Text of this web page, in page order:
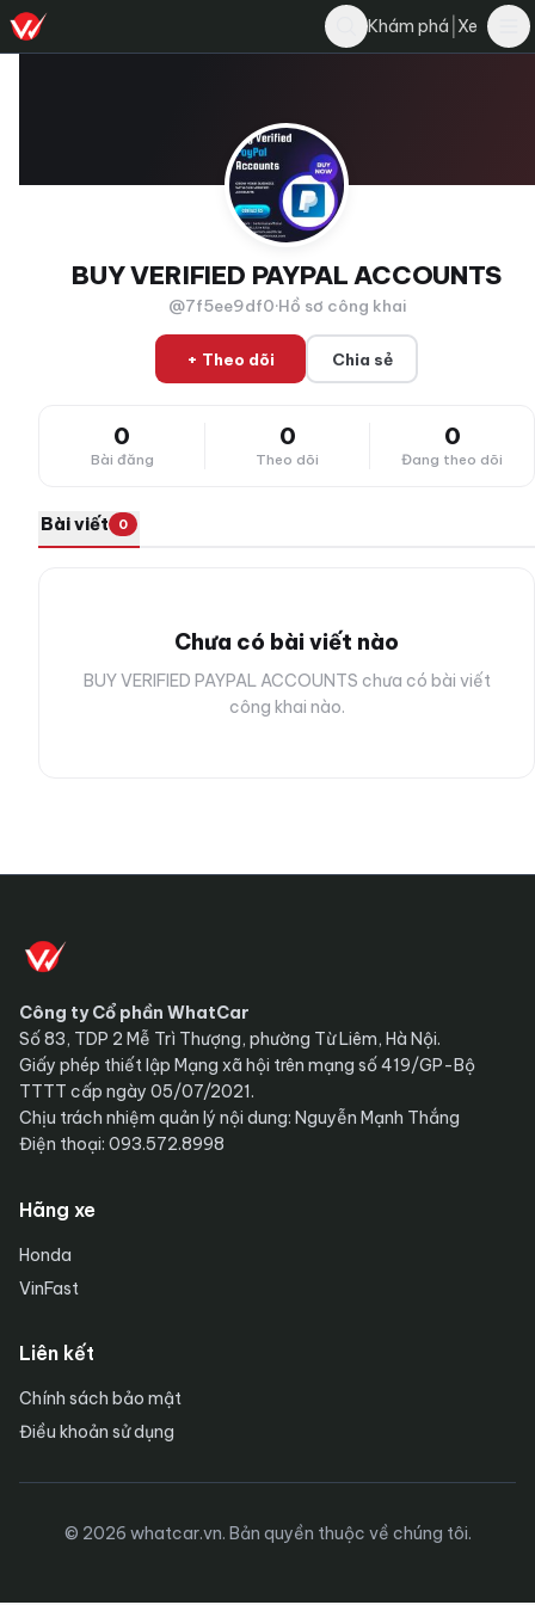
Khám phá Xe
BUY VERIFIED PAYPAL ACCOUNTS
@7f5ee9df0·Hồ sơ công khai
0
Bài đăng
0
Theo dõi
0
Đang theo dõi
+ Theo dõi Chia sẻ
Bài viết 0
Chưa có bài viết nào
BUY VERIFIED PAYPAL ACCOUNTS chưa có bài viết
công khai nào.
Công ty Cổ phần WhatCar
Số 83, TDP 2 Mễ Trì Thượng, phường Từ Liêm, Hà Nội.
Giấy phép thiết lập Mạng xã hội trên mạng số 419/GP-Bộ
TTTT cấp ngày 05/07/2021.
Chịu trách nhiệm quản lý nội dung: Nguyễn Mạnh Thắng
Điện thoại: 093.572.8998
Hãng xe
Honda
VinFast
Liên kết
Chính sách bảo mật
Điều khoản sử dụng
© 2026 whatcar.vn. Bản quyền thuộc về chúng tôi.